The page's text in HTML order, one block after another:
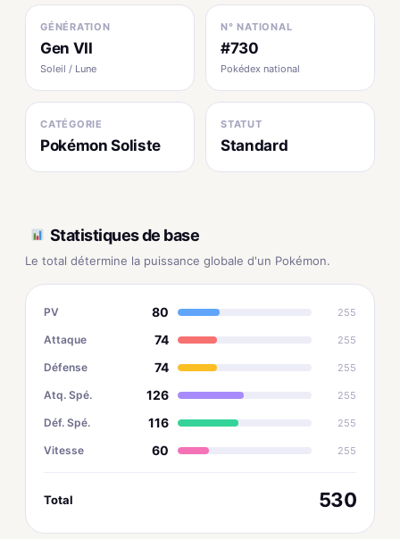
GÉNÉRATION
Gen VII
Soleil / Lune
N° NATIONAL
#730
Pokédex national
CATÉGORIE
Pokémon Soliste
STATUT
Standard
Statistiques de base
Le total détermine la puissance globale d'un Pokémon.
PV 80 255
Attaque 74 255
Défense 74 255
Atq. Spé. 126 255
Déf. Spé. 116 255
Vitesse 60 255
Total 530